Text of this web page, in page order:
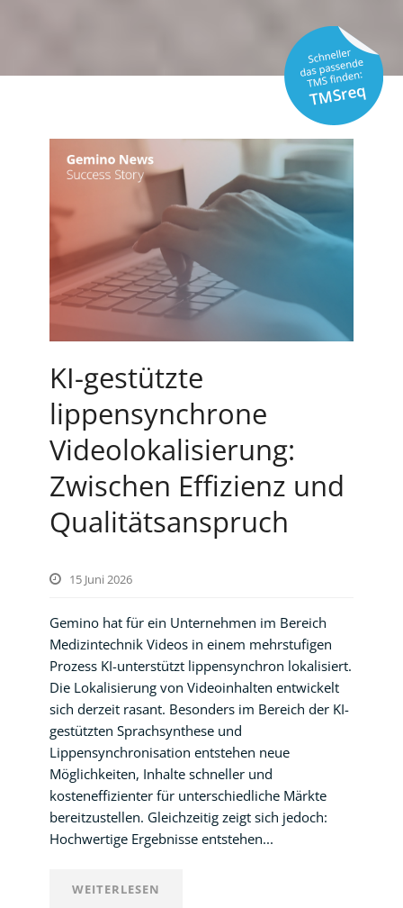
KI-gestützte
lippensynchrone
Videolokalisierung:
Zwischen Effizienz und
Qualitätsanspruch
15 Juni 2026
Gemino hat für ein Unternehmen im Bereich
Medizintechnik Videos in einem mehrstufigen
Prozess KI-unterstützt lippensynchron lokalisiert.
Die Lokalisierung von Videoinhalten entwickelt
sich derzeit rasant. Besonders im Bereich der KI-
gestützten Sprachsynthese und
Lippensynchronisation entstehen neue
Möglichkeiten, Inhalte schneller und
kosteneffizienter für unterschiedliche Märkte
bereitzustellen. Gleichzeitig zeigt sich jedoch:
Hochwertige Ergebnisse entstehen...
WEITERLESEN